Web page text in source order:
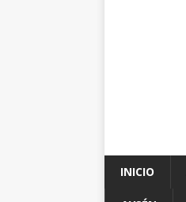
INICIO